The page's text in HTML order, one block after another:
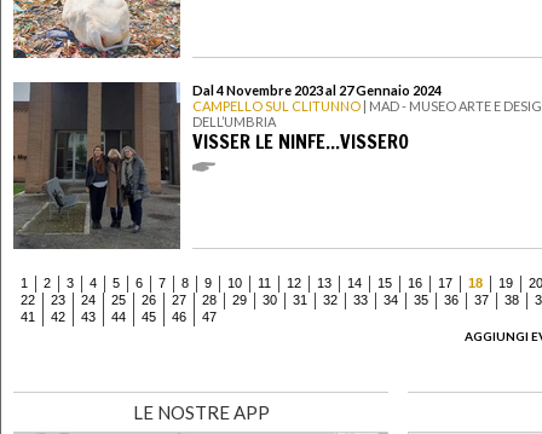
Dal 4 Novembre 2023 al 27 Gennaio 2024
CAMPELLO SUL CLITUNNO | MAD - MUSEO ARTE E
DELL’UMBRIA
VISSER LE NINFE...VISSERO
1 2 3 4 5 6 7 8 9 10 11 12 13 14 15 16 17 18 19
20
22
23 24 25 26 27 28 29 30 31 32 33 34 35 36 37 38
41
42 43 44 45 46
47
AGGIUNGI
LE NOSTRE APP